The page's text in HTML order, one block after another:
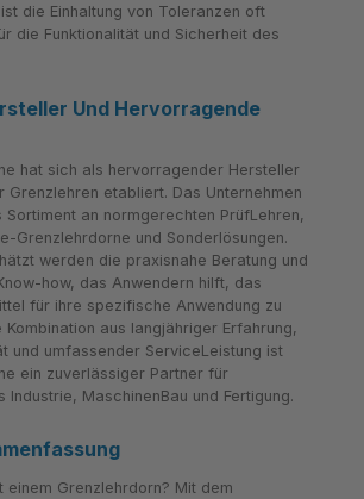
die Einhaltung von Toleranzen oft
die Funktionalität und Sicherheit des
Und Hervorragende
hat sich als hervorragender Hersteller
Grenzlehren etabliert. Das Unternehmen
an normgerechten PrüfLehren,
Grenzlehrdorne und Sonderlösungen.
werden die praxisnahe Beratung und
how, das Anwendern hilft, das
für ihre spezifische Anwendung zu
Kombination aus langjähriger Erfahrung,
und umfassender ServiceLeistung ist
ein zuverlässiger Partner für
Industrie, MaschinenBau und Fertigung.
einem Grenzlehrdorn? Mit dem